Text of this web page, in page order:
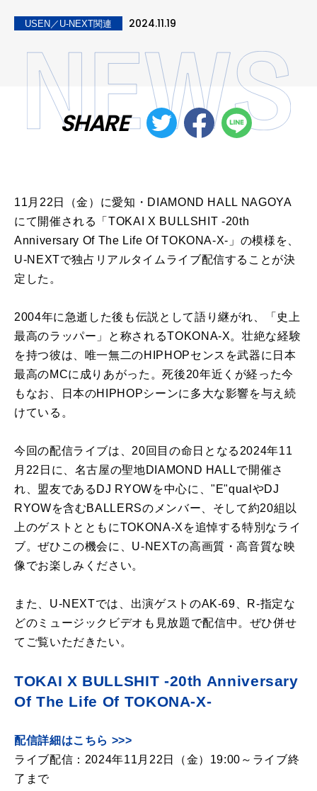
USEN／U-NEXT関連 2024.11.19
SHARE
11月 22 日（金）に愛知・ DIAMOND HALL NAGOYA
にて開催される「TOKAI X BULLSHIT -20th
Anniversary Of The Life Of TOKONA-X-」の模様を、
U-NEXTで独占リアルタイムライブ配信することが決
定した。
2004年に急逝した後も伝説として語り継がれ、「史上
最高のラッパー」と称されるTOKONA-X。壮絶な経験
を持つ彼は、唯一無二のHIPHOPセンスを武器に日本
最高のMCに成りあがった。死後20年近くが経った今
もなお、日本のHIPHOPシーンに多大な影響を与え続
けている。
今回の配信ライブは、 20回目の命日となる 2024年11
月 22 日に、名古屋の聖地DIAMOND HALLで開催さ
れ、盟友である DJ RYOWを中心に、"E"qual やDJ
RYOWを含むBALLERSのメンバー、そして約20組以
上のゲストとともにTOKONA-X を追悼する特別なライ
ブ。ぜひこの機会に、 U-NEXTの高画質・高音質な映
像でお楽しみください。
また、 U-NEXTでは、出演ゲストのAK-69 R-指定な
どのミュージックビデオも見放題で配信中。ぜひ併せ
てご覧いただきたい。
TOKAI X BULLSHIT -20th Anniversary
Of The Life Of TOKONA-X-
配信詳細はこちら >>>
ライブ配信： 2024年11 月 22 日（金） 19:00 ～ライブ終
了まで